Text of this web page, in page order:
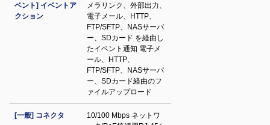
ベント] イベントア
クション
メラリンク、外部出力、
電子メール、HTTP、
FTP/SFTP、NASサーバ
ー、SDカード を経由し
たイベント通知 電子メ
ール、HTTP、
FTP/SFTP、NASサーバ
ー、SDカード経由のフ
ァイルアップロード
[一般] コネクタ
10/100 Mbps ネットワ